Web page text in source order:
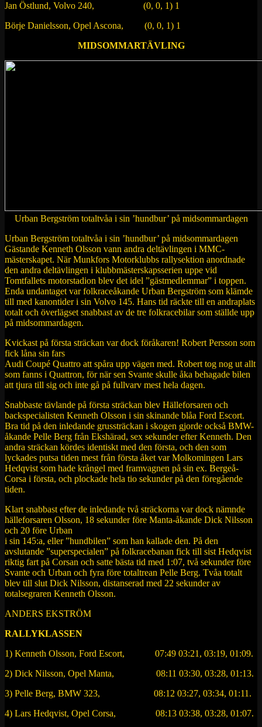
Jan Östlund, Volvo 240, (0, 0, 1) 1
Börje Danielsson, Opel Ascona, (0, 0, 1) 1
MIDSOMMARTÄVLING
Urban Bergström totaltvåa i sin ’hundbur’ på midsommardagen
Urban Bergström totaltvåa i sin ’hundbur’ på midsommardagen
Gästande Kenneth Olsson vann andra deltävlingen i MMC-
mästerskapet. När Munkfors Motorklubbs rallysektion anordnade
den andra deltävlingen i klubbmästerskapsserien uppe vid
Tomtfallets motorstadion blev det idel ”gästmedlemmar” i toppen.
Enda undantaget var folkraceåkande Urban Bergström som klämde
till med kanontider i sin Volvo 145. Hans tid räckte till en andraplats
totalt och överlägset snabbast av de tre folkracebilar som ställde upp
på midsommardagen.
Kvickast på första sträckan var dock föråkaren! Robert Persson som
fick låna sin fars
Audi Coupé Quattro att spåra upp vägen med. Robert tog nog ut allt
som fanns i Quattron, för när sen Svante skulle åka behagade bilen
att tjura till sig och inte gå på fullvarv mest hela dagen.
Snabbaste tävlande på första sträckan blev Hälleforsaren och
backspecialisten Kenneth Olsson i sin skinande blåa Ford Escort.
Bra tid på den inledande grussträckan i skogen gjorde också BMW-
åkande Pelle Berg från Ekshärad, sex sekunder efter Kenneth. Den
andra sträckan kördes identiskt med den första, och den som
lyckades putsa tiden mest från första åket var Molkomingen Lars
Hedqvist som hade krångel med framvagnen på sin ex. Bergeå-
Corsa i första, och plockade hela tio sekunder på den föregående
tiden.
Klart snabbast efter de inledande två sträckorna var dock nämnde
hälleforsaren Olsson, 18 sekunder före Manta-åkande Dick Nilsson
och 20 före Urban
i sin 145:a, eller ”hundbilen” som han kallade den. På den
avslutande ”superspecialen” på folkracebanan fick till sist Hedqvist
riktig fart på Corsan och satte bästa tid med 1:07, två sekunder före
Svante och Urban och fyra före totaltrean Pelle Berg. Tvåa totalt
blev till slut Dick Nilsson, distanserad med 22 sekunder av
totalsegraren Kenneth Olsson.
ANDERS EKSTRÖM
RALLYKLASSEN
1) Kenneth Olsson, Ford Escort, 07:49 03:21, 03:19, 01:09.
2) Dick Nilsson, Opel Manta, 08:11 03:30, 03:28, 01:13.
3) Pelle Berg, BMW 323, 08:12 03:27, 03:34, 01:11.
4) Lars Hedqvist, Opel Corsa, 08:13 03:38, 03:28, 01:07.